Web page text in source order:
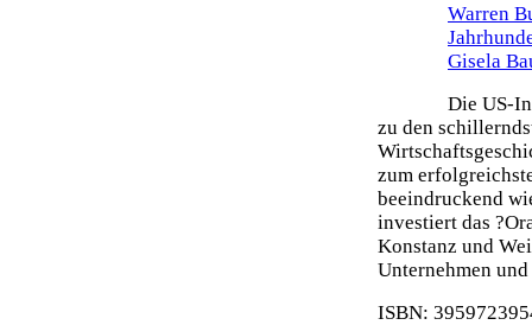
Warren
Gisela
Die US-
zu den
zum
beeindruckend
investiert das
Konstanz und
Unternehmen
ISBN: